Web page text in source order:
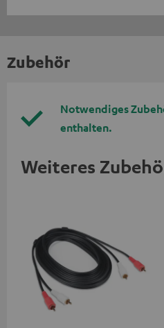
Zubehör
Notwendiges
enthalten.
Weiteres